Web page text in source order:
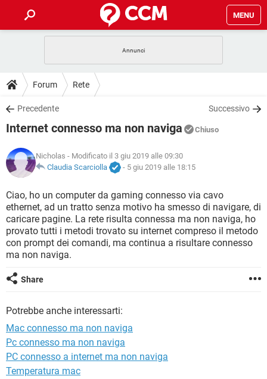
MENU
INTRATTENIMENTO
iOS
INSTAGRAM WHATSAPP
TIKTOK
HARDWARE
GUIDE
COVID-19
INSTAGRAM WHATSAPP
TIKTOK
HARDWARE
DOWNLOAD
COVID-19 GAMING
INTRATTENIMENTO
iOS WINDOWS 10
INSTAGRAM
TIKTOK FACEBOOK
HARDWARE
COVID-19 GAMING
INTRATTENIMENTO
iOS WINDOWS 10
INSTAGRAM WHATSAPP
TIKTOK FACEBOOK
HARDWARE
GLOSSARIO
COVID-19
INTRATTENIMENTO ANDROID
iOS WINDOWS 10
INSTAGRAM
TIKTOK
Forum Rete
Precedente Successivo
Internet connesso ma non naviga Chiuso
Nicholas - Modificato il 3 giu 2019 alle 09:30
Claudia Scarciolla
- 5 giu 2019 alle 18:15
Ciao, ho un computer da gaming connesso via cavo
ethernet, ad un tratto senza motivo ha smesso di navigare, di
caricare pagine. La rete risulta connessa ma non naviga, ho
provato tutti i metodi trovato su internet compreso il metodo
con prompt dei comandi, ma continua a risultare connesso
ma non naviga.
Share
Potrebbe anche interessarti:
Mac connesso ma non naviga
Pc connesso ma non naviga
PC connesso a internet ma non naviga
Temperatura mac